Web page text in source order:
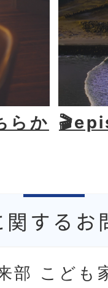
らか
関するお
部 こども